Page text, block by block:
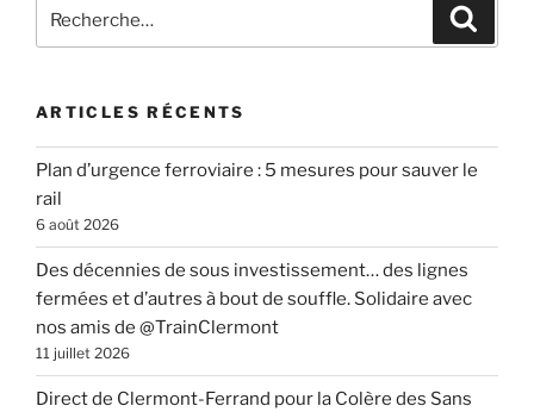
pour
ARTICLES RÉCENTS
Plan d’urgence ferroviaire : 5 mesures pour sauver le
rail
6 août 2026
Des décennies de sous investissement… des lignes
fermées et d’autres à bout de souffle. Solidaire avec
nos amis de @TrainClermont
11 juillet 2026
Direct de Clermont-Ferrand pour la Colère des Sans